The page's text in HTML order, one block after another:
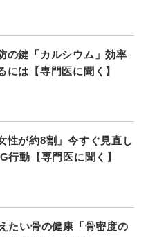
の鍵「カルシウム」効率
には【専門医に聞く】
性が約8割」今すぐ見直し
行動【専門医に聞く】
たい骨の健康「骨密度の